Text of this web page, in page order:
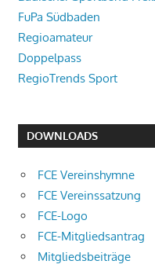
FuPa Südbaden
Regioamateur
Doppelpass
RegioTrends Sport
DOWNLOADS
FCE Vereinshymne
FCE Vereinssatzung
FCE-Logo
FCE-Mitgliedsantrag
Mitgliedsbeiträge